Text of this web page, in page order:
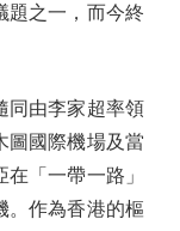
題之一，而今終
由李家超率領
圖國際機場及當
「一帶一路」
。作為香港的樞